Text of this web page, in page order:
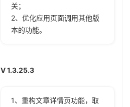
关；
2、优化应用页面调用其他版
本的功能。
V 1.3.25.3
1、重构文章详情页功能，取